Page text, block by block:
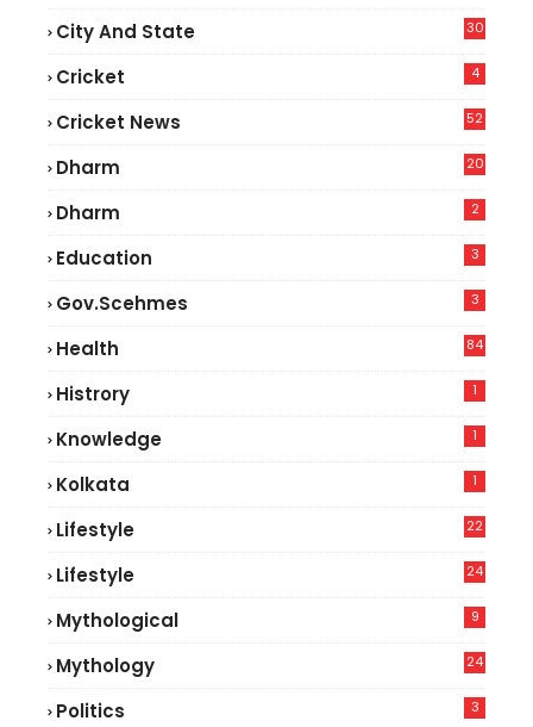
City And State 30
Cricket 4
Cricket News
52
Dharm 20
Dharm 2
Education 3
Gov.scehmes 3
Health
84
Histrory 1
Knowledge 1
Kolkata 1
Lifestyle
22
Lifestyle
24
Mythological 9
Mythology 24
Politics 3